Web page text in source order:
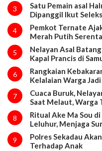
3
Satu Pemain asal
Dipanggil Ikut
4
Pemkot Ternate
Merah Putih
5
Nelayan Asal
Kapal Prancis di
6
Rangkaian
Kelalaian Warga
7
Cuaca Buruk,
Saat Melaut, Warga
8
Ritual Ake Ma Sou
Leluhur, Menjaga
9
Polres Sekadau
Terhadap Anak